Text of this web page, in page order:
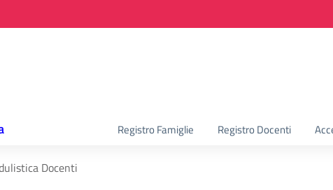
Registro Famiglie Registro Docenti
Docenti